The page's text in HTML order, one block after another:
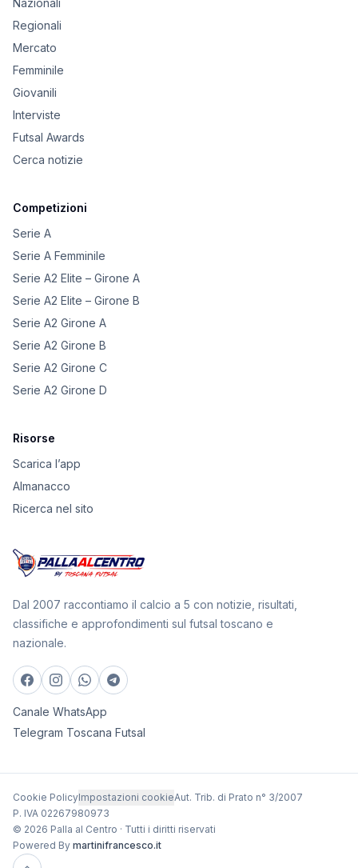
Nazionali
Regionali
Mercato
Femminile
Giovanili
Interviste
Futsal Awards
Cerca notizie
Competizioni
Serie A
Serie A Femminile
Serie A2 Elite – Girone A
Serie A2 Elite – Girone B
Serie A2 Girone A
Serie A2 Girone B
Serie A2 Girone C
Serie A2 Girone D
Risorse
Scarica l’app
Almanacco
Ricerca nel sito
Dal 2007 raccontiamo il calcio a 5 con notizie, risultati,
classifiche e approfondimenti sul futsal toscano e
nazionale.
Canale WhatsApp
Telegram Toscana Futsal
Cookie PolicyImpostazioni cookieAut. Trib. di Prato n° 3/2007
P. IVA 02267980973
© 2026 Palla al Centro · Tutti i diritti riservati
Powered By martinifrancesco.it